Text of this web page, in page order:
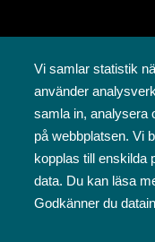
Vi samlar statistik
använder
samla in, analysera
på webbplatsen. Vi
kopplas till enskilda
data. Du kan läsa
Godkänner du